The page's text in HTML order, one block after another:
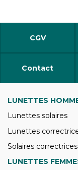
CGV
Contact
LUNETTES
Lunettes solaires
Lunettes
Solaires correctrices
LUNETTES